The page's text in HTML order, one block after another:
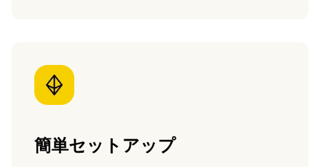
簡単セットアップ